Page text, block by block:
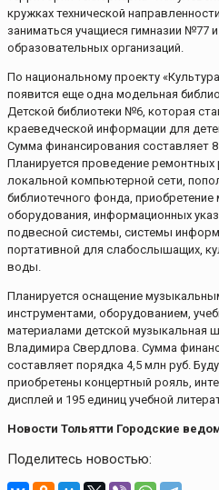
кружках технической
заниматься учащиеся гимназии №77 и
образовательных организаций.
По национальному проекту
появится еще одна модельная
Детской библиотеки №6, которая
краеведческой информации для
Сумма финансирования составляет
Планируется проведение
локальной компьютерной сети,
библиотечного фонда, приобретение
оборудования, информационных
подвесной системы, системы
портативной для слабослышащих,
воды.
Планируется оснащение
инструментами, оборудованием,
материалами детской музыкальная
Владимира Свердлова. Сумма
составляет порядка 4,5 млн руб.
приобретены концертный рояль,
дисплей и 195 единиц учебной
Новости Тольятти Городские
Поделитесь новостью: